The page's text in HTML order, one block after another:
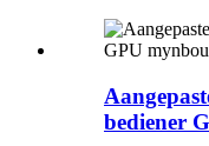
bediener